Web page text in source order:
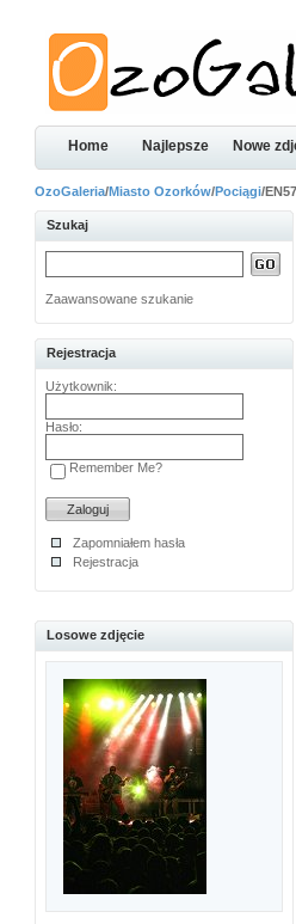
Home Najlepsze Nowe
OzoGaleria/Miasto Ozorków/Pociągi/
Szukaj
Zaawansowane szukanie
Rejestracja
Użytkownik:
Hasło:
Remember Me?
Zapomniałem hasła
Rejestracja
Losowe zdjęcie